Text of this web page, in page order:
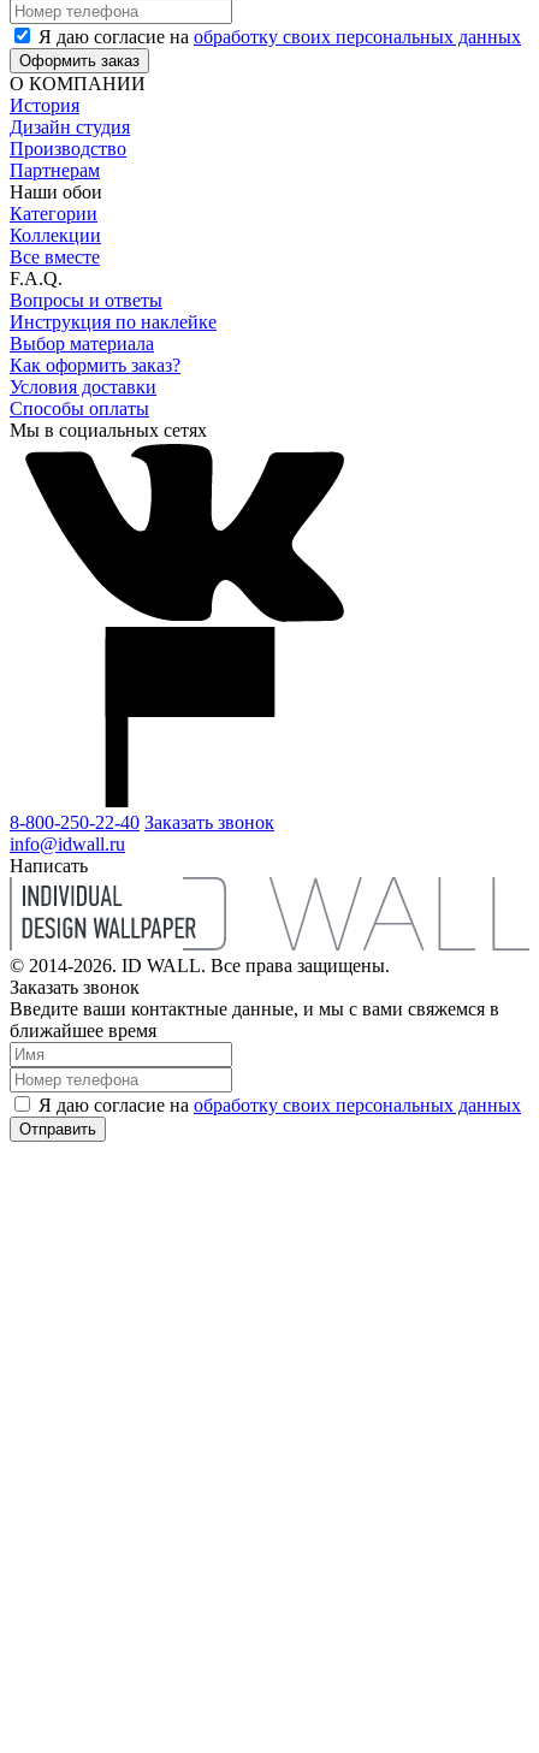
Я даю согласие на обработку своих персональных данных
Оформить заказ
О КОМПАНИИ
История
Дизайн студия
Производство
Партнерам
Наши обои
Категории
Коллекции
Все вместе
F.A.Q.
Вопросы и ответы
Инструкция по наклейке
Выбор материала
Как оформить заказ?
Условия доставки
Способы оплаты
Мы в социальных сетях
8-800-250-22-40 Заказать звонок
info@idwall.ru
Написать
© 2014-2026. ID WALL. Все права защищены.
Заказать звонок
Введите ваши контактные данные, и мы с вами свяжемся в
ближайшее время
Я даю согласие на обработку своих персональных данных
Отправить